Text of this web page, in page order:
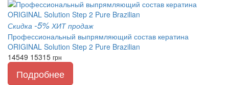
Скидка -5% ХИТ продаж
Профессиональный выпрямляющий состав кератина
ORIGINAL Solution Step 2 Pure Brazilian
14549 15315 грн
Подробнее